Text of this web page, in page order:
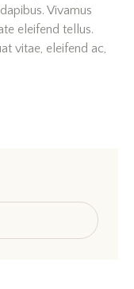
Vivamus
eleifend tellus.
vitae, eleifend ac,